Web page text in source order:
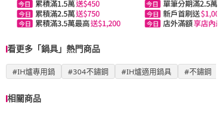
看更多「鍋具」熱門商品
#IH爐專用鍋 #304不鏽鋼 #IH爐適用鍋具 #不鏽鋼
相關商品